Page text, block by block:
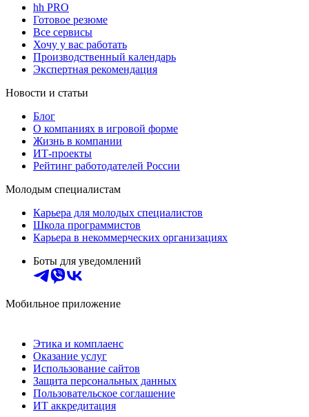
hh PRO
Готовое резюме
Все сервисы
Хочу у вас работать
Производственный календарь
Экспертная рекомендация
Новости и статьи
Блог
О компаниях в игровой форме
Жизнь в компании
ИТ-проекты
Рейтинг работодателей России
Молодым специалистам
Карьера для молодых специалистов
Школа программистов
Карьера в некоммерческих организациях
Боты для уведомлений
Мобильное приложение
Этика и комплаенс
Оказание услуг
Использование сайтов
Защита персональных данных
Пользовательское соглашение
ИТ аккредитация